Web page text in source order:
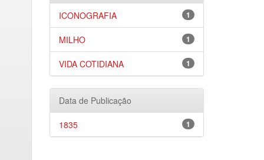
1
ICONOGRAFIA
1
MILHO
1
VIDA COTIDIANA
Data de Publicação
1
1835